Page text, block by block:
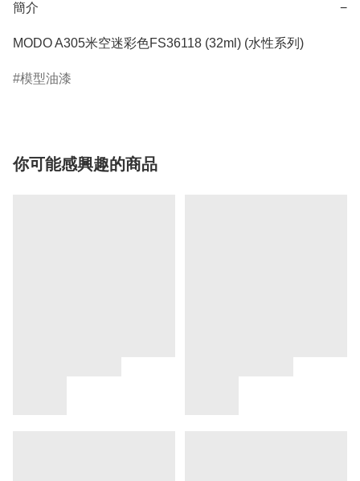
簡介 −
MODO A305米空迷彩色FS36118 (32ml) (水性系列)
模型油漆
你可能感興趣的商品